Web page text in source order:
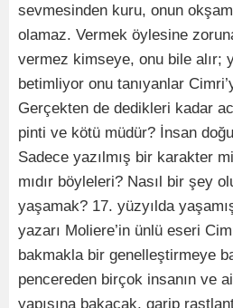
sevmesinden kuru, onun
olamaz. Vermek öylesine
vermez kimseye, onu bile alır;
betimliyor onu tanıyanlar
Gerçekten de dedikleri kadar
pinti ve kötü müdür? İnsan
Sadece yazılmış bir karakter
mıdır böyleleri? Nasıl bir şey
yaşamak? 17. yüzyılda
yazarı Moliere’in ünlü eseri
bakmakla bir genelleştirmeye
pencereden birçok insanın ve
yapısına bakacak, garip